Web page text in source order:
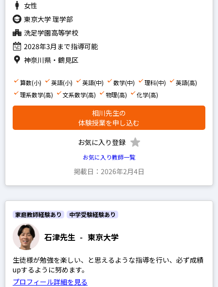
文系数学
物理
化学
生物
世界史
日本史
小論文
男性
女性
女性
東京大学 理学部
洗足学園高等学校
2028年3月まで指導可能
神奈川県・鶴見区
算数(小) 英語(小) 英語(中) 数学(中) 理科(中)
英語(高)
理系数学(高)
文系数学(高) 物理(高) 化学(高)
相川先生の
体験授業を申し込む
お気に入り登録
お気に入り教師一覧
掲載日：2026年2月4日
石津先生 - 東京大学
家庭教師経験あり 中学受験経験あり
生徒様が勉強を楽しい、と思えるような指導を行い、必ず成績
upするように努めます。
プロフィール詳細を見る